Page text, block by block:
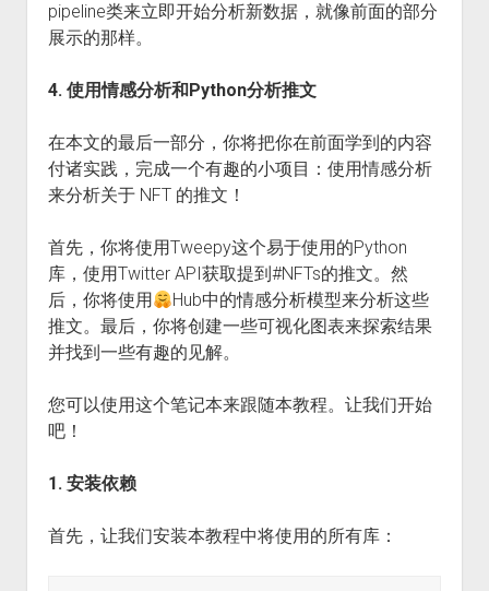
pipeline类来立即开始分析新数据，就像前面的部分
展示的那样。
4. 使用情感分析和Python分析推文
在本文的最后一部分，你将把你在前面学到的内容
付诸实践，完成一个有趣的小项目：使用情感分析
来分析关于 NFT 的推文！
首先，你将使用Tweepy这个易于使用的Python
库，使用Twitter API获取提到#NFTs的推文。然
后，你将使用
Hub中的情感分析模型来分析这些
推文。最后，你将创建一些可视化图表来探索结果
并找到一些有趣的见解。
您可以使用这个笔记本来跟随本教程。让我们开始
吧！
1. 安装依赖
首先，让我们安装本教程中将使用的所有库：